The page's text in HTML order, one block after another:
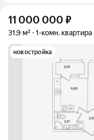
11 000 000 ₽
31,9 м² 1-комн. квартира
новостройка